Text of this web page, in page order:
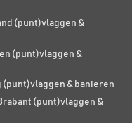
(punt)vlaggen &
(punt)vlaggen &
(punt)vlaggen & banieren
(punt)vlaggen &